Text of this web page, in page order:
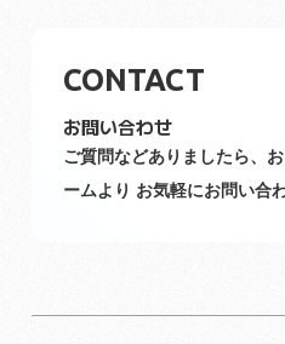
CONTACT
お問い合わせ
ご質問などありましたら、
ームより お気軽にお問い合